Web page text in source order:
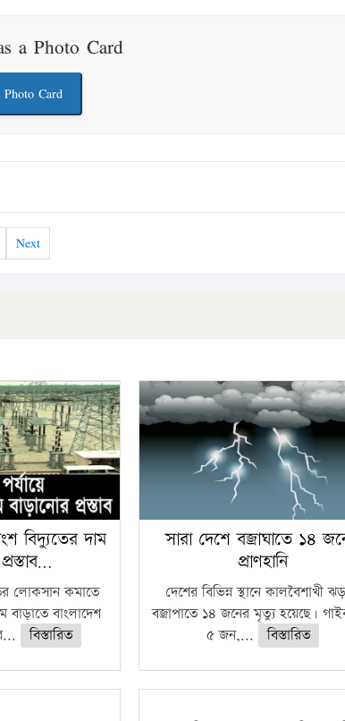
a Photo Card
Card
Next
বিদ্যুতের দাম
লোকসান কমাতে
বাড়াতে বাংলাদেশ
বিস্তারিত
সারা দেশে বজ্রাঘাতে ১৪
প্রাণহানি
দেশের বিভিন্ন স্থানে কালবৈশাখী
বজ্রাপাতে ১৪ জনের মৃত্যু হয়েছে।
৫ জন,...
বিস্তারিত